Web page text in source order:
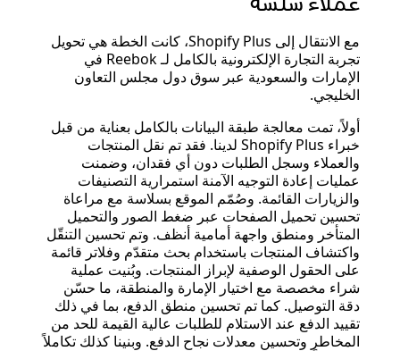
مع الانتقال إلى Shopify Plus، كانت الخطة هي تحويل
تجربة التجارة الإلكترونية بالكامل لـ Reebok في
الإمارات والسعودية عبر سوق دول مجلس التعاون
الخليجي.
أولاً، تمت معالجة طبقة البيانات بالكامل بعناية من قبل
خبراء Shopify Plus لدينا. فقد تم نقل المنتجات
والعملاء وسجل الطلبات دون أي فقدان، وضمنت
عمليات إعادة التوجيه الآمنة استمرارية التصنيفات
والزيارات القائمة. وصُمّم الموقع بسلاسة مع مراعاة
تحسين تحميل الصفحات عبر ضغط الصور والتحميل
المتأخر ومنطق واجهة أمامية أنظف. وتم تحسين التنقّل
واكتشاف المنتجات باستخدام بحث متقدّم وفلاتر قائمة
على الحقول الوصفية لإبراز المنتجات. وبُنيت عملية
شراء مخصصة مع اختيار الإمارة والمنطقة، ما حسّن
دقة التوصيل. كما تم تحسين منطق الدفع، بما في ذلك
تقييد الدفع عند الاستلام للطلبات عالية القيمة للحد من
المخاطر وتحسين معدلات نجاح الدفع. وبنينا كذلك تكاملاً